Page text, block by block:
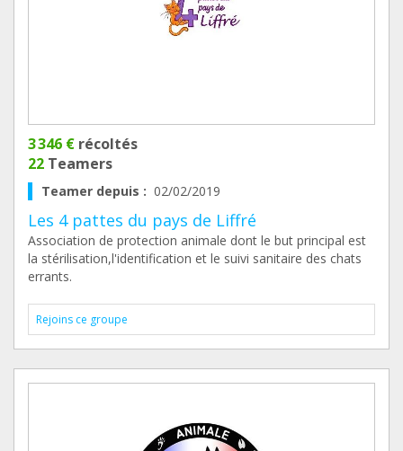
3 346 € récoltés
22 Teamers
Teamer depuis : 02/02/2019
Les 4 pattes du pays de Liffré
Association de protection animale dont le but principal est
la stérilisation,l'identification et le suivi sanitaire des chats
errants.
Rejoins ce groupe